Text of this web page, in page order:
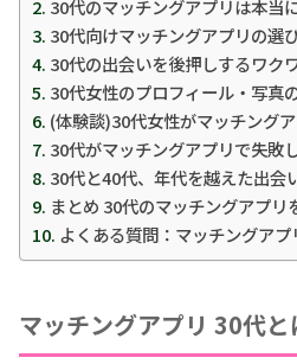
30代のマッチングアプリは本当
30代向けマッチングアプリの選
30代の出会いを後押しするワク
30代女性のプロフィール・写真
(体験談)30代女性がマッチング
30代がマッチングアプリで失敗
30代と40代、年代を越えた出会
まとめ 30代のマッチングアプリ
よくある質問：マッチングア
マッチングアプリ 30代